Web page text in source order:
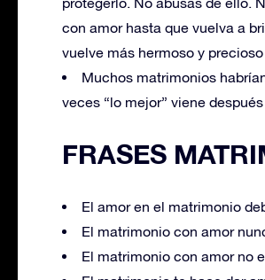
con amor hasta que vuelva a
vuelve más hermoso y
Muchos matrimonios
veces “lo mejor” viene después
FRASES
El amor en el matrimonio
El matrimonio con amor
El matrimonio con amor no